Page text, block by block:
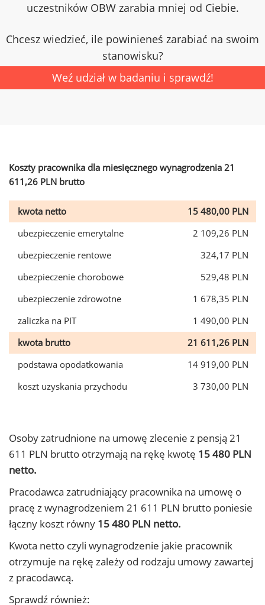
uczestników OBW zarabia mniej od Ciebie.
Chcesz wiedzieć, ile powinieneś zarabiać na swoim
stanowisku?
Weź udział w badaniu i sprawdź!
Koszty pracownika dla miesięcznego wynagrodzenia 21
611,26 PLN brutto
kwota netto
15 480,00 PLN
ubezpieczenie emerytalne
2 109,26 PLN
ubezpieczenie rentowe
324,17 PLN
ubezpieczenie chorobowe
529,48 PLN
ubezpieczenie zdrowotne
1 678,35 PLN
zaliczka na PIT
1 490,00 PLN
kwota brutto
21 611,26 PLN
podstawa opodatkowania
14 919,00 PLN
koszt uzyskania przychodu
3 730,00 PLN
Osoby zatrudnione na umowę zlecenie z pensją 21
611 PLN brutto otrzymają na rękę kwotę 15 480 PLN
netto.
Pracodawca zatrudniający pracownika na umowę o
pracę z wynagrodzeniem 21 611 PLN brutto poniesie
łączny koszt równy 15 480 PLN netto.
Kwota netto czyli wynagrodzenie jakie pracownik
otrzymuje na rękę zależy od rodzaju umowy zawartej
z pracodawcą.
Sprawdź również: